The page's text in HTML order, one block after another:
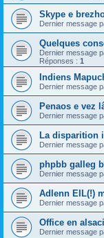
Skype e
Dernier message
Quelques
Dernier message
Réponses : 1
Indiens
Dernier message
Penaos e vez
Dernier message
La disparition
Dernier message
phpbb galleg
Dernier message
Adlenn EIL(!)
Dernier message
Office en
Dernier message